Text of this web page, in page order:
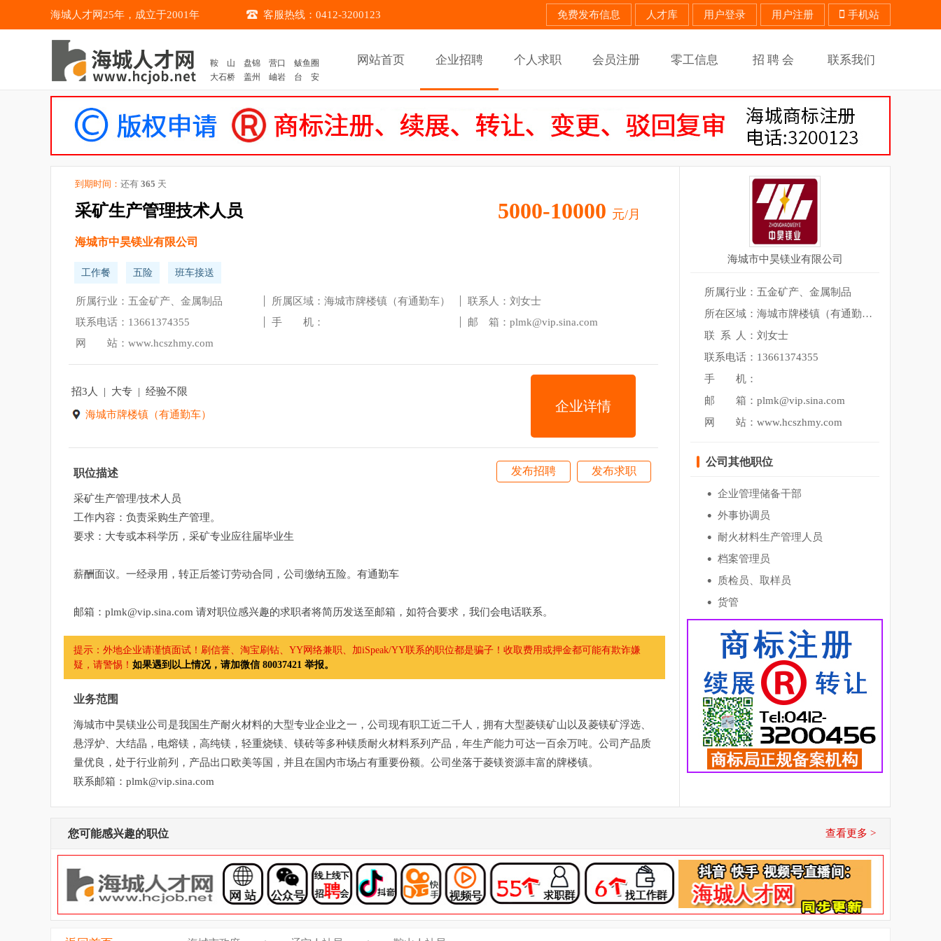
海城人才网25年，成立于2001年 客服热线：0412-3200123 免费发布信息 人才库 用户登录 用户注册 手机站
鞍 山 盘锦 营口
鲅鱼圈
大石桥
盖州 岫岩 台 安
网站首页 企业招聘 个人求职 会员注册 零工信息 招 聘 会 联系我们
到期时间： 还有 365 天
5000-10000 元/月
采矿生产管理技术人员
海城市中昊镁业有限公司
工作餐 五险 班车接送
所属行业：五金矿产、金属制品 所属区域：海城市牌楼镇（有通勤车）
联系人：刘女士
联系电话：13661374355
手 机：
邮 箱：plmk@vip.sina.com
网 站： www.hcszhmy.com
招3人 | 大专 | 经验不限
海城市牌楼镇（有通勤车）
企业详情
发布招聘 发布求职
职位描述
采矿生产管理/技术人员
工作内容：负责采购生产管理。
要求：大专或本科学历，采矿专业应往届毕业生
薪酬面议。一经录用，转正后签订劳动合同，公司缴纳五险。有通勤车
邮箱：plmk@vip.sina.com 请对职位感兴趣的求职者将简历发送至邮箱，如符合要求，我们会电话联系。
提示：外地企业请谨慎面试！刷信誉、淘宝刷钻、YY网络兼职、加iSpeak/YY联系的职位都是骗子！收取费用或押金都可能有欺诈嫌
疑，请警惕！ 如果遇到以上情况，请加微信 80037421 举报。
业务范围
海城市中昊镁业公司是我国生产耐火材料的大型专业企业之一，公司现有职工近二千人，拥有大型菱镁矿山以及菱镁矿浮选、
悬浮炉、大结晶，电熔镁，高纯镁，轻重烧镁、镁砖等多种镁质耐火材料系列产品，年生产能力可达一百余万吨。公司产品质
量优良，处于行业前列，产品出口欧美等国，并且在国内市场占有重要份额。公司坐落于菱镁资源丰富的牌楼镇。
联系邮箱：plmk@vip.sina.com
海城市中昊镁业有限公司
所属行业：五金矿产、金属制品
所在区域：海城市牌楼镇（有通勤车）
联
系
人：刘女士
联系电话：13661374355
手 机：
邮 箱：plmk@vip.sina.com
网
站： www.hcszhmy.com
公司其他职位
企业管理储备干部
外事协调员
耐火材料生产管理人员
档案管理员
质检员、取样员
货管
查看更多 >
您可能感兴趣的职位